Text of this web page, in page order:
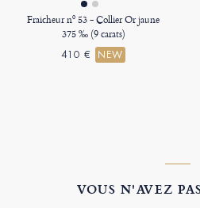
Fraicheur nº 53 - Collier Or jaune
375 ‰ (9 carats)
410 € NEW
VOUS N'AVEZ